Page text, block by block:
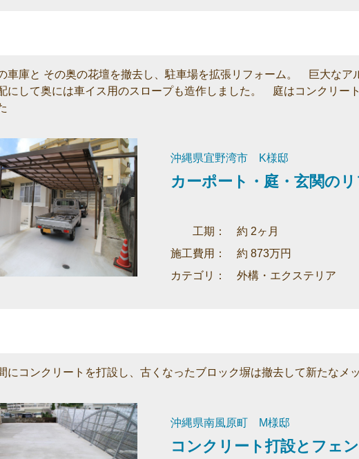
車庫と その奥の花壇を撤去し、駐車場を拡張リフォーム。 巨大なア
にして奥には車イス用のスロープも造作しました。 庭はコンクリー
沖縄県宜野湾市 K様邸
カーポート・庭・玄関の
工期： 約 2ヶ月
施工費用： 約 873万円
カテゴリ： 外構・エクステリア
にコンクリートを打設し、古くなったブロック塀は撤去して新たなメ
沖縄県南風原町 M様邸
コンクリート打設とフェ